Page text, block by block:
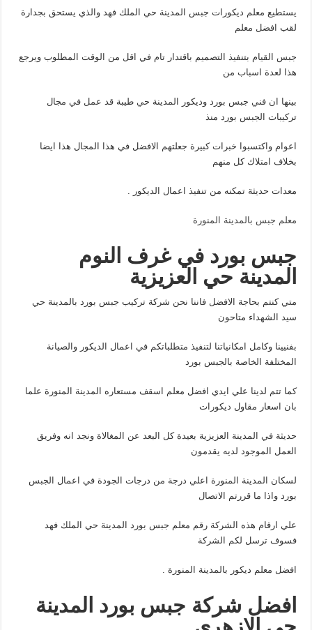
يستطيع معلم ديكورات جبس المدينة حي الملك فهد والذي يستحق بجدارة
لقب افضل معلم
جبس القيام بتنفيذ التصميم باقتدار تام في اقل من الوقت المطلوب ويرجع
هذا لعدة اسباب من
بينها ان فني جبس بورد وديكور المدينة حي طيبة قد عمل في مجال
تركيبات الجبس بورد منذ
اعوام واكتسبوا خبرات كبيرة جعلتهم الافضل في هذا المجال هذا ايضا
بخلاف امتلاك كل منهم
معدات حديثة تمكنه من تنفيذ اعمال الديكور .
معلم جبس بالمدينة المنورة
جبس بورد في غرف النوم
المدينة حي العزيزية
متي كنتم بحاجة الافضل فاننا نحن شركة تركيب جبس بورد بالمدينة حي
سيد الشهداء متاحون
بفنيينا وكامل امكانياتنا لتنفيذ متطلباتكم في اعمال الديكور والصيانة
المختلفة الخاصة بالجبس بورد
كما تتم لدينا علي ايدي افضل معلم اسقف مستعاره المدينة المنورة علما
بان اسعار مقاول ديكورات
حديثة في المدينة العزيزية بعيدة كل البعد عن المغالاة ونجد انه وفريق
العمل الموجود لديه يقدمون
لسكان المدينة المنورة اعلي درجة من درجات الجودة في اعمال الجبس
بورد واذا ما قررتم الاتصال
علي ارقام هذه الشركة رقم معلم جبس بورد المدينة حي الملك فهد
فسوف ترسل لكم الشركة
افضل معلم ديكور بالمدينة المنورة .
افضل شركة جبس بورد المدينة